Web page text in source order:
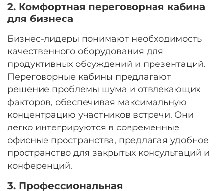
2. Комфортная переговорная кабина
для бизнеса
Бизнес-лидеры понимают необходимость
качественного оборудования для
продуктивных обсуждений и презентаций.
Переговорные кабины предлагают
решение проблемы шума и отвлекающих
факторов, обеспечивая максимальную
концентрацию участников встречи. Они
легко интегрируются в современные
офисные пространства, предлагая удобное
пространство для закрытых консультаций и
конференций.
3. Профессиональная